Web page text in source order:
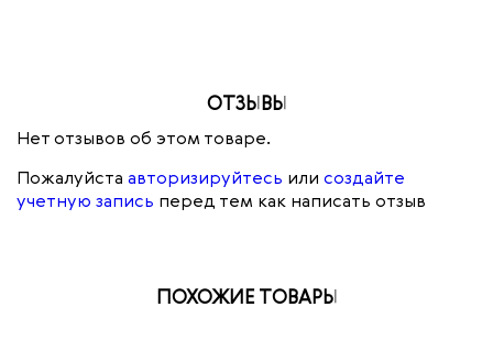
ОТЗЫВЫ
Нет отзывов об этом товаре.
Пожалуйста авторизируйтесь или создайте
учетную запись перед тем как написать отзыв
ПОХОЖИЕ ТОВАРЫ